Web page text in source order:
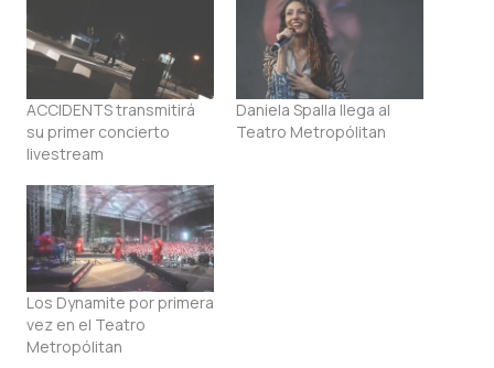
ACCIDENTS transmitirá
su primer concierto
livestream
Daniela Spalla llega al
Teatro Metropólitan
Los Dynamite por primera
vez en el Teatro
Metropólitan